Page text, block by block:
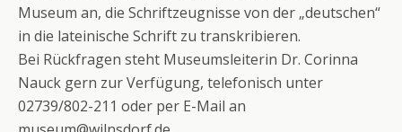
Museum an, die Schriftzeugnisse von der „deutschen“
in die lateinische Schrift zu transkribieren.
Bei Rückfragen steht Museumsleiterin Dr. Corinna
Nauck gern zur Verfügung, telefonisch unter
02739/802-211 oder per E-Mail an